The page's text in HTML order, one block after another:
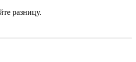
разницу.